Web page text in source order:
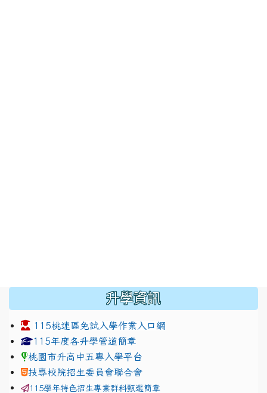
升學資訊
115桃連區免試入學作業入口網
link to https://www.jhjhs.tyc.edu.tw/modules/
115年度各升學管道簡章
桃園市升高中五專入學平台
技專校院招生委員會聯合會
115學年特色招生專業群科甄選簡章